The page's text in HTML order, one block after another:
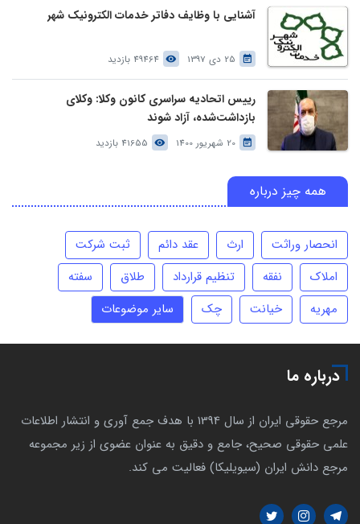
آشنایی با وظایف دفاتر خدمات الکترونیک شهر
25 دی 1397 49464 بازدید
رییس اتحادیه سراسری کانون وکلا: وکلای
بازداشت‌شده، آزاد شوند
20 شهریور 1400 41655 بازدید
همه چیز درباره
انحصار وراثت ارث عقد دائم
ثبت شرکت
املاک
نفقه تنظیم قرارداد طلاق
سفته
مهریه
خیانت چک سایر موضوعات
درباره ما
مرجع حقوقی ایران از سال 1394 با هدف جمع آوری و انتشار اطلاعات
علمی حقوقی صحیح، جامع و دقیق به عنوان عضوی از زیر مجموعه
مرجع دانش ایران (سیویلیکا) فعالیت می کند.